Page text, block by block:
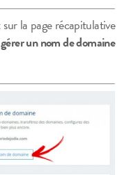
la page récapitulative
gérer un nom de domaine